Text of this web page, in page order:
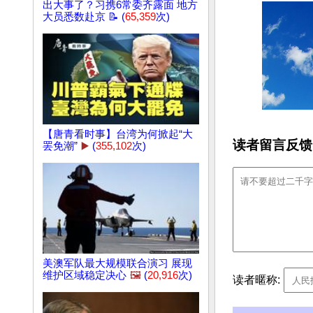
出大事了？习携6常委齐露面 地方
大员悉数赴京 📝 (65,359次)
【唐青看时事】台湾为何掀起“大
罢免潮” ▶️ (355,102次)
美澳军队最大规模联合演习 展现
维护区域稳定决心 🖼️ (20,916次)
读者留言反
读者暱称: